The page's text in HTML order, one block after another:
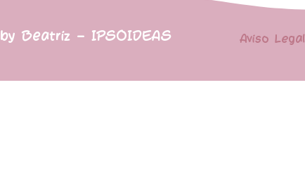
by Beatriz – IPSOIDEAS Aviso Legal